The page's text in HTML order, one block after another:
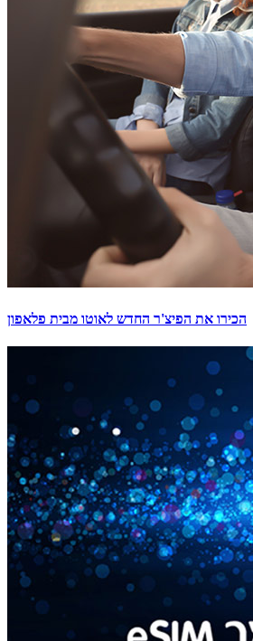
הכירו את הפיצ'ר החדש לאוטו מבית פלאפון